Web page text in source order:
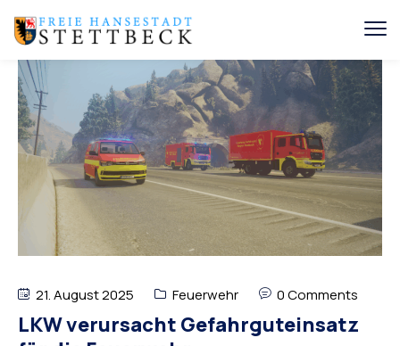
21. August 2025 Feuerwehr 0 Comments
LKW verursacht Gefahrguteinsatz